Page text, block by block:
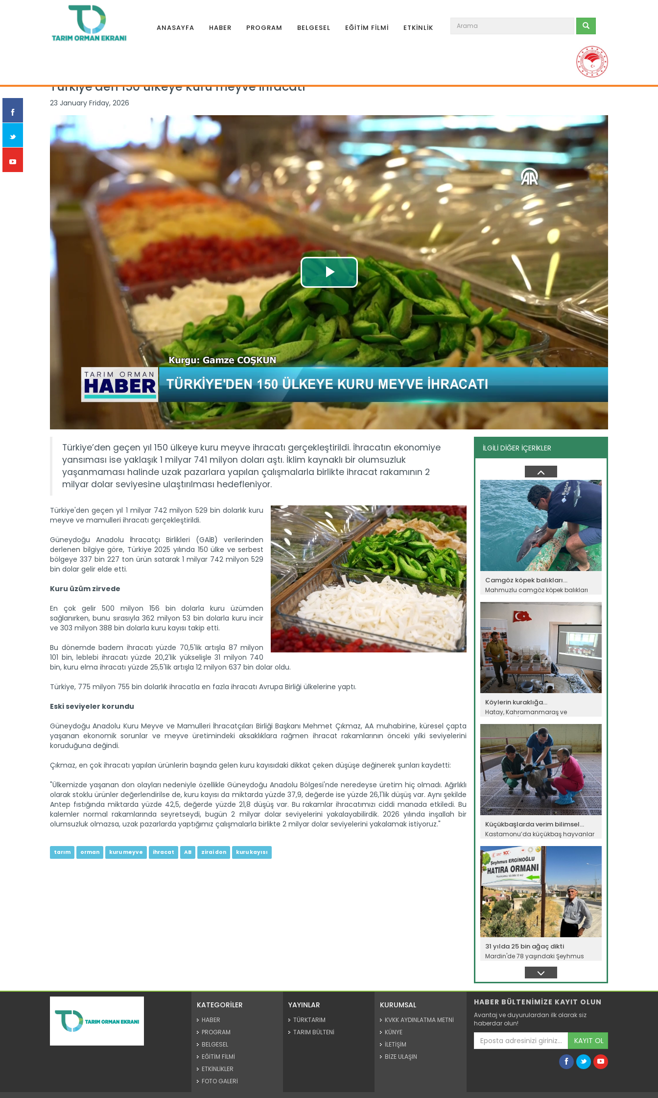
ANASAYFA HABER PROGRAM BELGESEL EĞİTİM FİLMİ ETKİNLİK
Türkiye'den 150 ülkeye kuru meyve ihracatı
23 January Friday, 2026
Türkiye’den geçen yıl 150 ülkeye kuru meyve ihracatı gerçekleştirildi. İhracatın ekonomiye
yansıması ise yaklaşık 1 milyar 741 milyon doları aştı. İklim kaynaklı bir olumsuzluk
yaşanmaması halinde uzak pazarlara yapılan çalışmalarla birlikte ihracat rakamının 2
milyar dolar seviyesine ulaştırılması hedefleniyor.
Türkiye'den geçen yıl 1 milyar 742 milyon 529 bin dolarlık kuru
meyve ve mamulleri ihracatı gerçekleştirildi.
Güneydoğu Anadolu İhracatçı Birlikleri (GAİB) verilerinden
derlenen bilgiye göre, Türkiye 2025 yılında 150 ülke ve serbest
bölgeye 337 bin 227 ton ürün satarak 1 milyar 742 milyon 529
bin dolar gelir elde etti.
Kuru üzüm zirvede
En çok gelir 500 milyon 156 bin dolarla kuru üzümden
sağlanırken, bunu sırasıyla 362 milyon 53 bin dolarla kuru incir
ve 303 milyon 388 bin dolarla kuru kayısı takip etti.
Bu dönemde badem ihracatı yüzde 70,5'lik artışla 87 milyon
101 bin, leblebi ihracatı yüzde 20,2'lik yükselişle 31 milyon 740
bin, kuru elma ihracatı yüzde 25,5'lik artışla 12 milyon 637 bin dolar oldu.
Türkiye, 775 milyon 755 bin dolarlık ihracatla en fazla ihracatı Avrupa Birliği ülkelerine yaptı.
Eski seviyeler korundu
Güneydoğu Anadolu Kuru Meyve ve Mamulleri İhracatçıları Birliği Başkanı Mehmet Çıkmaz, AA muhabirine, küresel çapta
yaşanan ekonomik sorunlar ve meyve üretimindeki aksaklıklara rağmen ihracat rakamlarının önceki yılki seviyelerini
koruduğuna değindi.
Çıkmaz, en çok ihracatı yapılan ürünlerin başında gelen kuru kayısıdaki dikkat çeken düşüşe değinerek şunları kaydetti:
"Ülkemizde yaşanan don olayları nedeniyle özellikle Güneydoğu Anadolu Bölgesi'nde neredeyse üretim hiç olmadı. Ağırlıklı
olarak stoklu ürünler değerlendirilse de, kuru kayısı da miktarda yüzde 37,9, değerde ise yüzde 26,1'lik düşüş var. Aynı şekilde
Antep fıstığında miktarda yüzde 42,5, değerde yüzde 21,8 düşüş var. Bu rakamlar ihracatımızı ciddi manada etkiledi. Bu
kalemler normal rakamlarında seyretseydi, bugün 2 milyar dolar seviyelerini yakalayabilirdik. 2026 yılında inşallah bir
olumsuzluk olmazsa, uzak pazarlarda yaptığımız çalışmalarla birlikte 2 milyar dolar seviyelerini yakalamak istiyoruz."
tarım orman kuru meyve ihracat AB zirai don kuru kayısı
İLGİLİ DİĞER İÇERİKLER
Devamını Oku ->
Balon balığı istilasına bütçe...
İklim değişikliğiyle Akdeniz’i tehdit
eden istilacı balon...
Devamını Oku ->
Batı Akdeniz'in yaş meyve ve...
Antalya, Isparta ve Burdur'daki
firmalardan yapılan yaş meyve ve...
Devamını Oku ->
Su ürünleri ihracatında...
Balıkçılık ve Su Ürünleri Genel Müdürü
Turgay Türkyılmaz, su...
Devamını Oku ->
Camgöz köpek balıkları...
Mahmuzlu camgöz köpek balıkları
Köylerin kuraklığa...
Hatay, Kahramanmaraş ve
Adıyaman'da iklim kaynaklı afet
riski...
Devamını Oku ->
Küçükbaşlarda verim bilimsel...
Kastamonu’da küçükbaş hayvanlar
Devamını Oku ->
31 yılda 25 bin ağaç dikti
Mardin'de 78 yaşındaki Şeyhmus
Turunçgilde 6 aylık ihracat...
KATEGORİLER
HABER
PROGRAM
BELGESEL
EĞİTİM FİLMİ
ETKİNLİKLER
FOTO GALERİ
YAYINLAR
TÜRKTARIM
TARIM BÜLTENİ
KURUMSAL
KVKK AYDINLATMA METNİ
KÜNYE
İLETİŞİM
BİZE ULAŞIN
HABER BÜLTENİMİZE KAYIT OLUN
Avantaj ve duyurulardan ilk olarak siz
haberdar olun!
KAYIT OL